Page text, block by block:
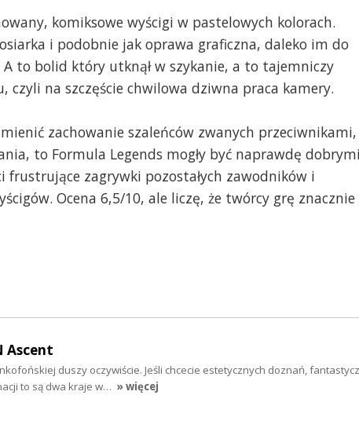
komiksowe wyścigi w pastelowych kolorach.
i podobnie jak oprawa graficzna, daleko im do
A to bolid który utknął w szykanie, a to tajemniczy
czyli na szczęście chwilowa dziwna praca kamery.
zachowanie szaleńców zwanych przeciwnikami,
to Formula Legends mogły być naprawdę dobrymi
zagrywki pozostałych zawodników i
Ocena 6,5/10, ale liczę, że twórcy grę znacznie
Ascent
duszy oczywiście. Jeśli chcecie estetycznych doznań,
to są dwa kraje w… » więcej